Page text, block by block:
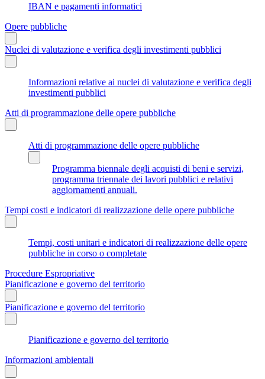
IBAN e pagamenti informatici
Opere pubbliche
Nuclei di valutazione e verifica degli investimenti pubblici
Informazioni relative ai nuclei di valutazione e verifica degli
investimenti pubblici
Atti di programmazione delle opere pubbliche
Atti di programmazione delle opere pubbliche
Programma biennale degli acquisti di beni e servizi,
programma triennale dei lavori pubblici e relativi
aggiornamenti annuali.
Tempi costi e indicatori di realizzazione delle opere pubbliche
Tempi, costi unitari e indicatori di realizzazione delle opere
pubbliche in corso o completate
Procedure Espropriative
Pianificazione e governo del territorio
Pianificazione e governo del territorio
Pianificazione e governo del territorio
Informazioni ambientali